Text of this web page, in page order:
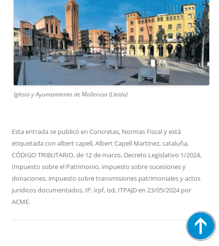
Iglesia y Ayuntamiento de Mollerusa (Lleida)
Esta entrada se publicó en Concretas, Normas Fiscaly está
etiquetada con albert capell,Albert Capell Martínez,cataluña,
CÓDIGO TRIBUTARIO,de 12 de marzo, Decreto Legislativo 1/2024,
Impuesto sobre el Patrimonio, impuesto sobre sucesiones y
donaciones, impuesto sobre transmisiones patrimoniales y actos
juridicos documentados, IP, irpf, isd, ITPAJDen 23/05/2024por
ACME.